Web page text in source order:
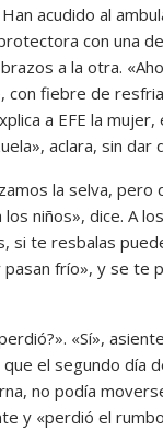
acudido al
con una
a la otra.
con fiebre de
a EFE la mujer,
aclara, sin dar
la selva,
niños», dice. A
si te resbalas
pasan frío», y se te
«Sí»,
el segundo día
no podía
y «perdió el